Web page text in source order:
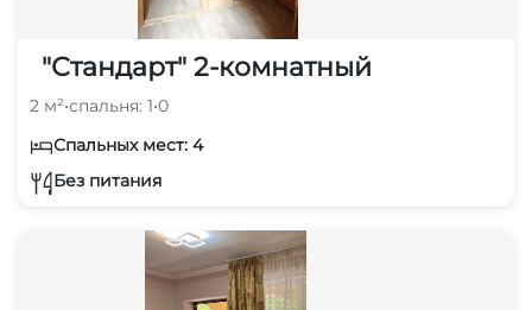
"Стандарт" 2-комнатный
2 м²•спальня: 1•0
Спальных мест: 4
Без питания